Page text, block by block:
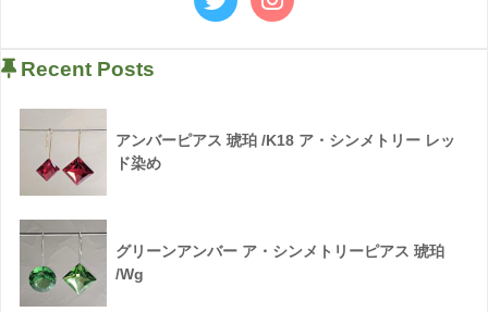
Recent Posts
アンバーピアス 琥珀 /K18 ア・シンメトリー レッ
ド染め
グリーンアンバー ア・シンメトリーピアス 琥珀
/Wg